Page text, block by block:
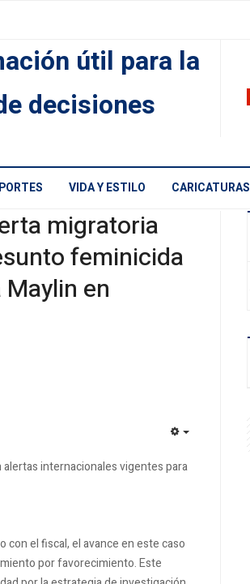
útil para la
decisiones
VIDA Y ESTILO CARICATURAS
migratoria
feminicida
en
internacionales vigentes para
con el fiscal, el avance en este caso
por favorecimiento. Este